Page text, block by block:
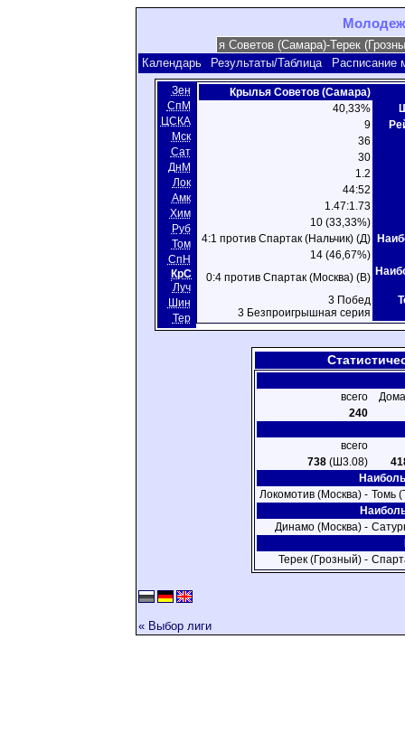
Календарь Результаты/Таблица Расписание
Зен
СпМ
ЦСКА
Мск
Сат
ДнМ
Лок
Амк
Хим
Руб
Том
СпН
КрС
Луч
Шин
Тер
Крылья Советов (Самара)
40,33%
9
36
30
1.2
44:52
1.47:1.73
10 (33,33%)
4:1 против Спартак (Нальчик) (Д)
14 (46,67%)
0:4 против Спартак (Москва) (В)
3 Побед
3 Безпроигрышная серия
всего
240
всего
738(Ш3.08)
Локомотив (Москва) - Томь
Динамо (Москва) -
Терек (Грозный) -
« Выбор лиги